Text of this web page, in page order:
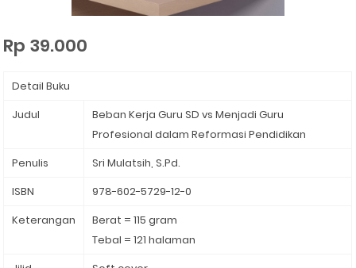
Rp 39.000
Detail Buku
Judul
Beban Kerja Guru SD vs Menjadi Guru
Profesional dalam Reformasi Pendidikan
Penulis
Sri Mulatsih, S.Pd.
ISBN
978-602-5729-12-0
Keterangan
Berat = 115 gram
Tebal = 121 halaman